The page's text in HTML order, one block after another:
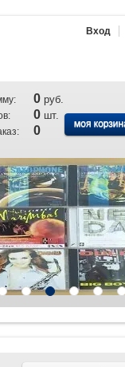
Вход
0 руб.
0 шт.
0